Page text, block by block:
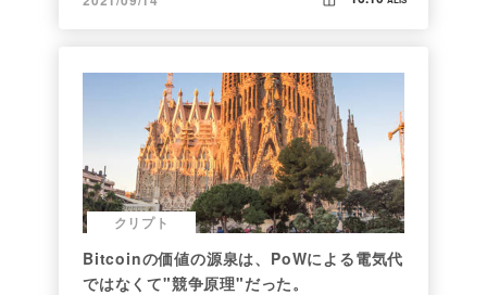
クリプト
Bitcoinの価値の源泉は、PoWによる電気代
ではなくて"競争原理"だった。